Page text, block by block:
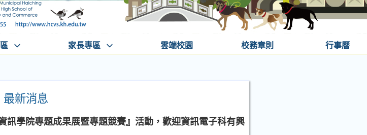
家長專區 雲端校園 校務章則 行事曆
最新消息
訊學院專題成果展暨專題競賽』活動，歡迎資訊電子科有興